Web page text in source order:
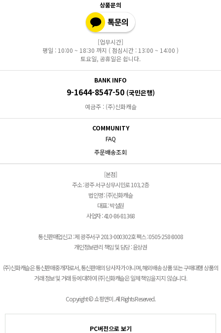
상품문의
[업무시간]
평일 : 10:00 ~ 18:30 까지 ( 점심시간 : 13:00 ~ 14:00 )
토요일, 공휴일은 쉽니다.
BANK INFO
9-1644-8547-50 (국민은행)
예금주 : (주)신화캐슬
COMMUNITY
FAQ
주문배송조회
[본점]
주소 : 광주 서구 상무시민로 103, 2층
법인명 : (주)신화캐슬
대표 : 박설원
사업자 : 410-86-81368
통신판매업신고 : 제 광주서구 2013-000302호 팩스 : 0505-258-8008
개인정보관리 책임 및 담당 : 윤상권
(주)신화캐슬은 통신판매중개자로서, 통신판매의 당사자가 아니며, 해외배송 상품 또는 구매대행 상품의
거래 정보 및 거래 등에 대하여 (주)신화캐슬은 일체 책임을 지지 않습니다.
Copyright © 쇼핑앤미. All Rights Reserved.
PC버전으로 보기